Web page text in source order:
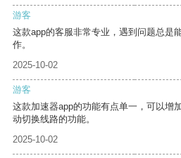
游客
这款app的客服非常专业，遇到问题总是
作。
2025-10-02
游客
这款加速器app的功能有点单一，可以增
动切换线路的功能。
2025-10-02